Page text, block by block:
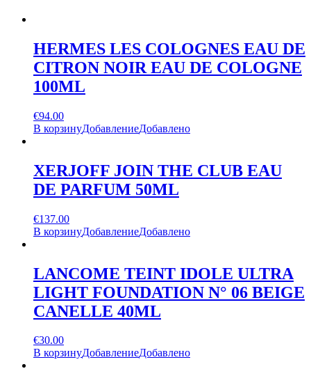
HERMES LES COLOGNES EAU DE
CITRON NOIR EAU DE COLOGNE
100ML
€94.00
В корзинуДобавлениеДобавлено
XERJOFF JOIN THE CLUB EAU
DE PARFUM 50ML
€137.00
В корзинуДобавлениеДобавлено
LANCOME TEINT IDOLE ULTRA
LIGHT FOUNDATION N° 06 BEIGE
CANELLE 40ML
€30.00
В корзинуДобавлениеДобавлено